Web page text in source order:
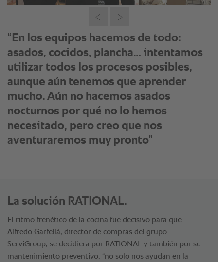
“En los equipos hacemos de todo:
asados, cocidos, plancha… intentamos
utilizar todos los procesos posibles,
aunque aún tenemos que aprender
mucho. Aún no hacemos asados
nocturnos por qué no lo hemos
necesitado, pero creo que nos
aventuraremos muy pronto”
La solución RATIONAL.
El ritmo frenético de la cocina fue decisivo para que
Alfredo Garfellá, director de compras del grupo
ServiGroup, se decidiera por RATIONAL y también por su
mantenimiento preventivo. “no solo nos ayudan en la